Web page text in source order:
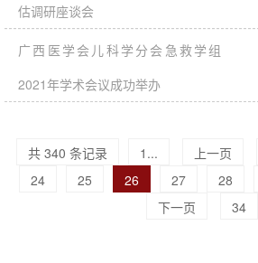
估调研座谈会
广西医学会儿科学分会急救学组
2021年学术会议成功举办
共 340 条记录 1... 上一页
24
25 26 27 28
下一页
34